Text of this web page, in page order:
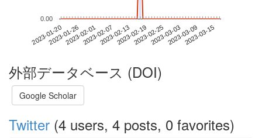
2023-01-202023-01-262023-02-012023-02-072023-02-132023-02-192023-02-252023-03-032023-03-092023-03-15
0.00
外部データベース (DOI)
Google Scholar
Twitter (4 users, 4 posts, 0 favorites)